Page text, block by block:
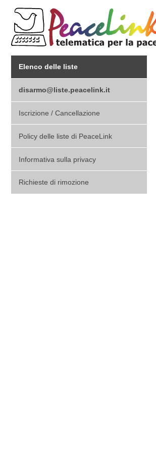
Elenco delle liste
disarmo@liste.peacelink.it
Iscrizione / Cancellazione
Policy delle liste di PeaceLink
Informativa sulla privacy
Richieste di rimozione